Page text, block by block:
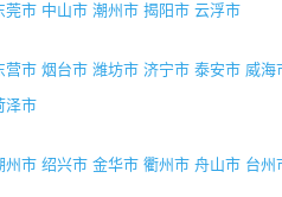
莞市 中山市 潮州市 揭阳市 云浮市
营市 烟台市 潍坊市 济宁市 泰安市 威海
泽市
州市 绍兴市 金华市 衢州市 舟山市 台州